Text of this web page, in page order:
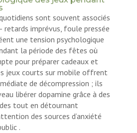
sont souvent associés
imprévus, foule pressée
une tension psychologique
la période des fêtes où
pour préparer cadeaux et
jeux courts sur mobile offrent
de décompression ; ils
libérer dopamine grâce à des
tout en détournant
des sources d’anxiété
.